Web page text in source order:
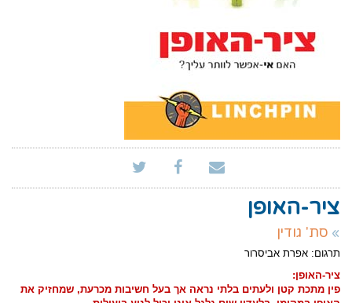
ציר-האופן
סת' גודין
תרגום: אפרת אביסרור
ציר-האופן:
פין מתכת קטן ולעתים בלתי נראה אך בעל חשיבות מכרעת, שמחזיק את